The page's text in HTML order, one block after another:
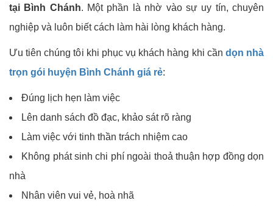
tại Bình Chánh. Một phần là nhờ vào sự uy tín, chuyên
nghiệp và luôn biết cách làm hài lòng khách hàng.
Ưu tiên chúng tôi khi phục vụ khách hàng khi cần dọn nhà
trọn gói huyện Bình Chánh giá rẻ:
Đúng lịch hẹn làm việc
Lên danh sách đồ đạc, khảo sát rõ ràng
Làm việc với tinh thần trách nhiệm cao
Không phát sinh chi phí ngoài thoả thuận hợp đồng dọn
nhà
Nhân viên vui vẻ, hoà nhã